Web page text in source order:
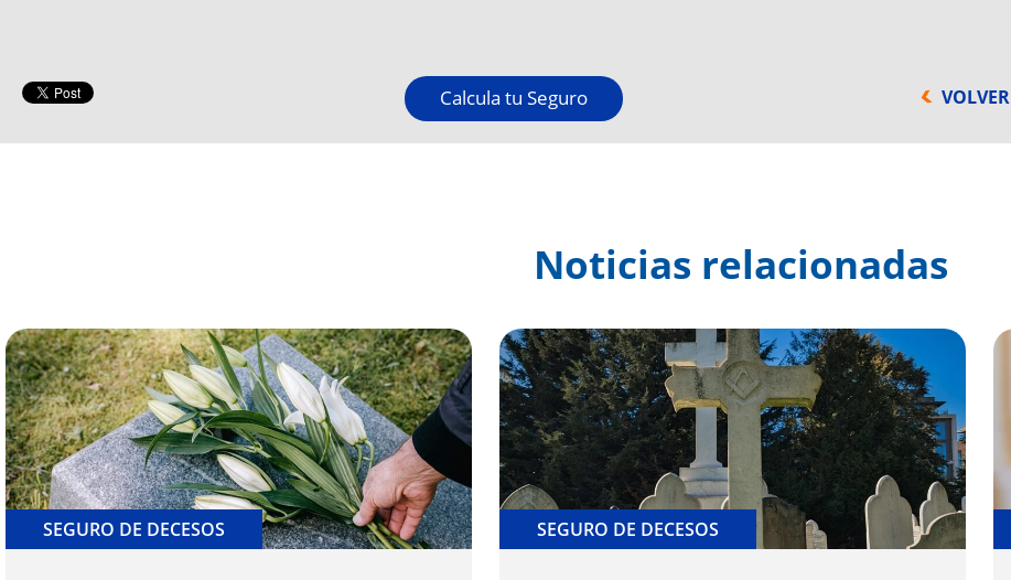
Calcula tu Seguro VOLVER
Noticias relacionadas
SEGURO DE DECESOS SEGURO DE DECESOS